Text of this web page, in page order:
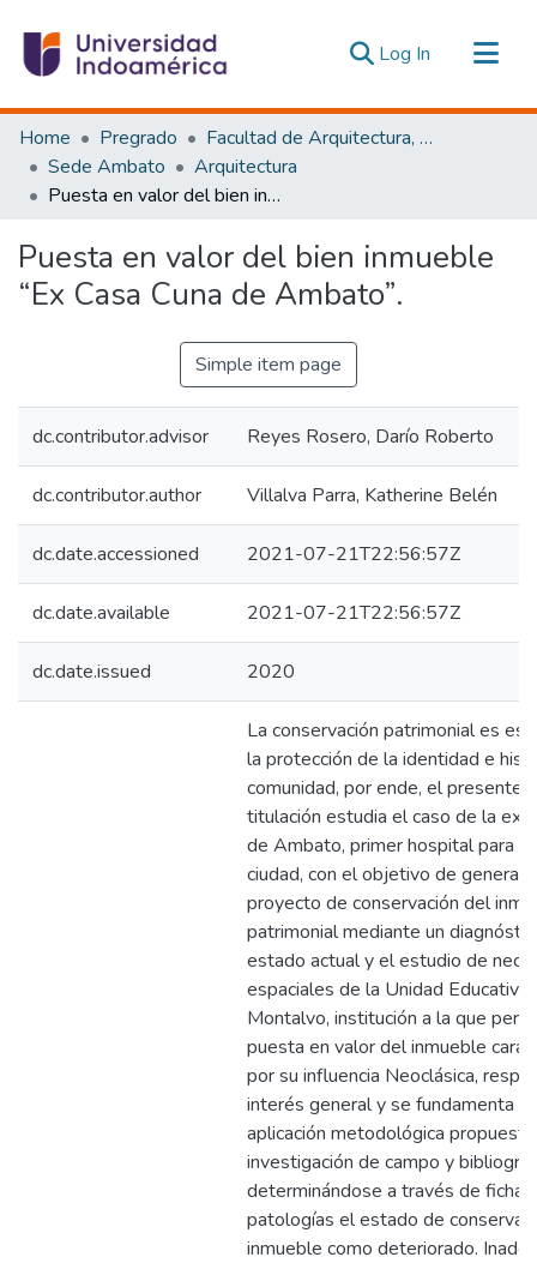
Log In (current)
Communities & Collections
All of DSpace
Statistics
Home Pregrado
Facultad de Arquitectura, Artes y Diseño
Sede Ambato
Arquitectura
Puesta en valor del bien inmueble “Ex Casa Cuna de Ambato”.
Puesta en valor del bien inmueble
“Ex Casa Cuna de Ambato”.
Simple item page
dc.contributor.advisor Reyes Rosero, Darío Roberto
dc.contributor.author Villalva Parra, Katherine Belén
dc.date.accessioned 2021-07-21T22:56:57Z
dc.date.available 2021-07-21T22:56:57Z
dc.date.issued 2020
La conservación patrimonial es
la protección de la identidad e
comunidad, por ende, el presente
titulación estudia el caso de la ex
de Ambato, primer hospital para
ciudad, con el objetivo de generar
proyecto de conservación del
patrimonial mediante un
estado actual y el estudio de
espaciales de la Unidad Educativa
Montalvo, institución a la que
puesta en valor del inmueble
por su influencia Neoclásica,
interés general y se fundamenta
aplicación metodológica propuesta,
investigación de campo y
determinándose a través de
patologías el estado de
inmueble como deteriorado.